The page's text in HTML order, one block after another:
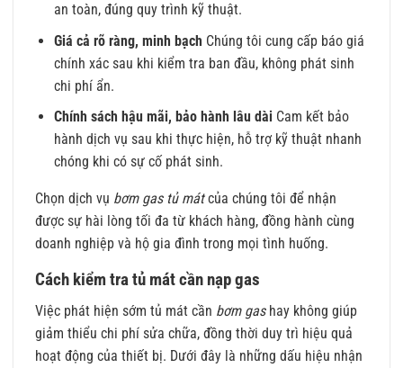
an toàn, đúng quy trình kỹ thuật.
Giá cả rõ ràng, minh bạch Chúng tôi cung cấp báo giá
chính xác sau khi kiểm tra ban đầu, không phát sinh
chi phí ẩn.
Chính sách hậu mãi, bảo hành lâu dàiCam kết bảo
hành dịch vụ sau khi thực hiện, hỗ trợ kỹ thuật nhanh
chóng khi có sự cố phát sinh.
Chọn dịch vụ bơm gas tủ mátcủa chúng tôi để nhận
được sự hài lòng tối đa từ khách hàng, đồng hành cùng
doanh nghiệp và hộ gia đình trong mọi tình huống.
Cách kiểm tra tủ mát cần nạp gas
Việc phát hiện sớm tủ mát cần bơm gashay không giúp
giảm thiểu chi phí sửa chữa, đồng thời duy trì hiệu quả
hoạt động của thiết bị. Dưới đây là những dấu hiệu nhận